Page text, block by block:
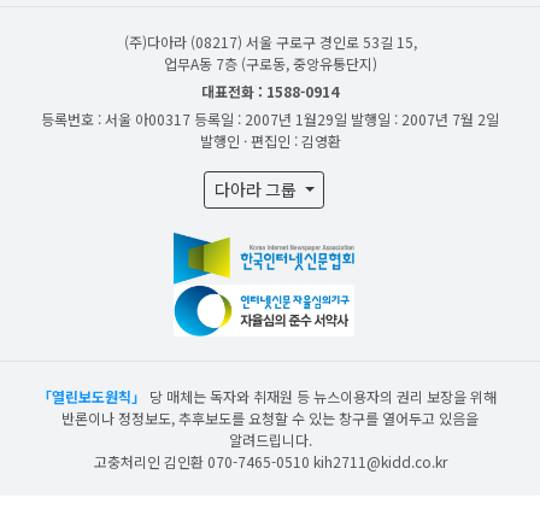
(주)다아라 (08217) 서울 구로구 경인로 53길 15,
업무A동 7층 (구로동, 중앙유통단지)
대표전화 : 1588-0914
등록번호 : 서울 아00317 등록일 : 2007년 1월29일 발행일 : 2007년 7월 2일
발행인 · 편집인 : 김영환
다아라 그룹
「열린보도원칙」
당 매체는 독자와 취재원 등 뉴스이용자의 권리 보장을 위해
반론이나 정정보도, 추후보도를 요청할 수 있는 창구를 열어두고 있음을
알려드립니다.
고충처리인 김인환 070-7465-0510 kih2711@kidd.co.kr